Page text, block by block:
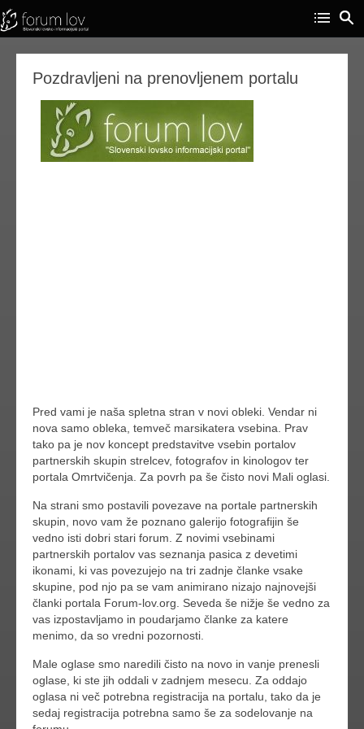
Pozdravljeni na prenovljenem portalu
Pred vami je naša spletna stran v novi obleki. Vendar ni
nova samo obleka, temveč marsikatera vsebina. Prav
tako pa je nov koncept predstavitve vsebin portalov
partnerskih skupin strelcev, fotografov in kinologov ter
portala Omrtvičenja. Za povrh pa še čisto novi Mali oglasi.
Na strani smo postavili povezave na portale partnerskih
skupin, novo vam že poznano galerijo fotografijin še
vedno isti dobri stari forum. Z novimi vsebinami
partnerskih portalov vas seznanja pasica z devetimi
ikonami, ki vas povezujejo na tri zadnje članke vsake
skupine, pod njo pa se vam animirano nizajo najnovejši
članki portala Forum-lov.org. Seveda še nižje še vedno za
vas izpostavljamo in poudarjamo članke za katere
menimo, da so vredni pozornosti.
Male oglase smo naredili čisto na novo in vanje prenesli
oglase, ki ste jih oddali v zadnjem mesecu. Za oddajo
oglasa ni več potrebna registracija na portalu, tako da je
sedaj registracija potrebna samo še za sodelovanje na